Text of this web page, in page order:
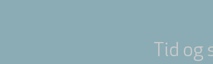
Tid og